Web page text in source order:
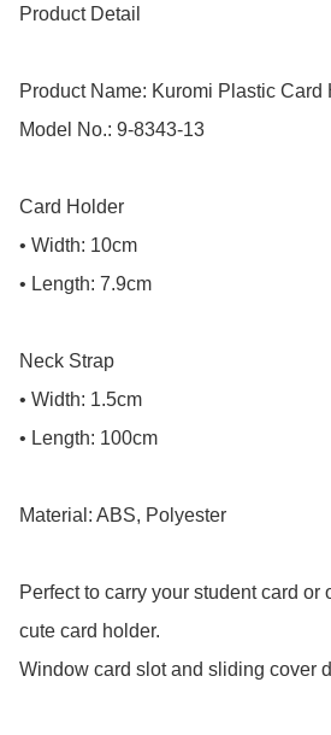
Product Detail
Product Name: Kuromi Plastic Card
Model No.: 9-8343-13
Card Holder
• Width: 10cm
• Length: 7.9cm
Neck Strap
• Width: 1.5cm
• Length: 100cm
Material: ABS, Polyester
Perfect to carry your student card or
cute card holder.
Window card slot and sliding cover